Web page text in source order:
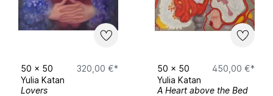
50 x 50
320,00 €*
Yulia Katan
Lovers
50 x 50
450,00 €*
Yulia Katan
A Heart above the Bed